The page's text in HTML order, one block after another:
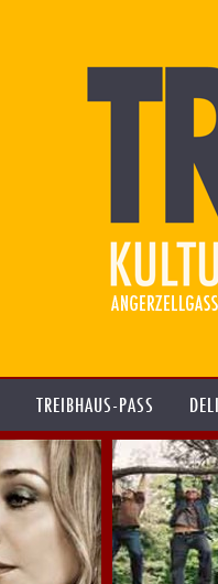
TREIBHAUS-PASS